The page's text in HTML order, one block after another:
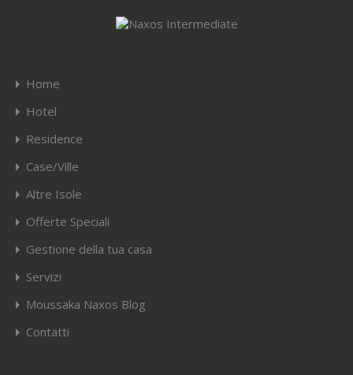
Home
Hotel
Residence
Case/Ville
Altre Isole
Offerte Speciali
Gestione della tua casa
Servizi
Moussaka Naxos Blog
Contatti